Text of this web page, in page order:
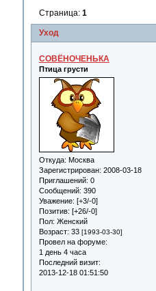
Уход
Страница: 1
СОВЁНОЧЕНЬКА
Птица грусти
Откуда: Москва
Зарегистрирован: 2008-03-18
Приглашений: 0
Сообщений: 390
Уважение: [+3/-0]
Позитив: [+26/-0]
Пол: Женский
Возраст: 33 [1993-03-30]
Провел на форуме:
1 день 4 часа
Последний визит:
2013-12-18 01:51:50